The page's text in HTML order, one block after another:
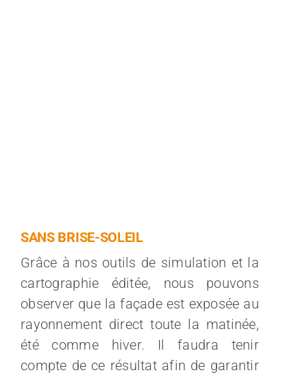
SANS BRISE-SOLEIL
Grâce à nos outils de simulation et la
cartographie éditée, nous pouvons
observer que la façade est exposée au
rayonnement direct toute la matinée,
été comme hiver. Il faudra tenir
compte de ce résultat afin de garantir